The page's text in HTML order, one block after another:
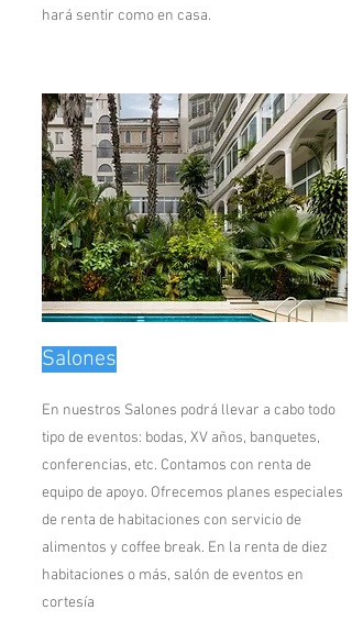
hará sentir como en casa.
Salones
En nuestros Salones podrá llevar a cabo todo
tipo de eventos: bodas, XV años, banquetes,
conferencias, etc. Contamos con renta de
equipo de apoyo. Ofrecemos planes especiales
de renta de habitaciones con servicio de
alimentos y coffee break. En la renta de diez
habitaciones o más, salón de eventos en
cortesía